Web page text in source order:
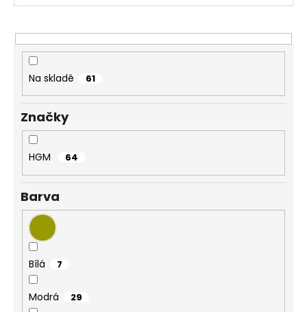
o
d
ů
Na skladě 61
Značky
HGM 64
Barva
Bílá 7
Modrá 29
j
?